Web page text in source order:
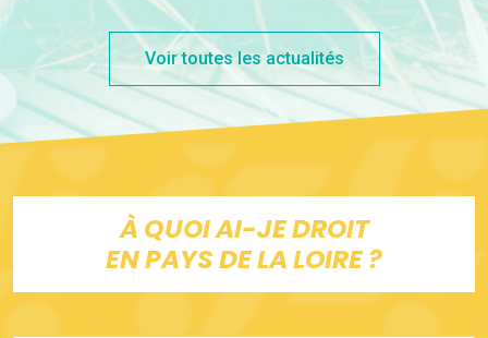
Voir toutes les actualités
À QUOI AI-JE DROIT
EN PAYS DE LA LOIRE ?